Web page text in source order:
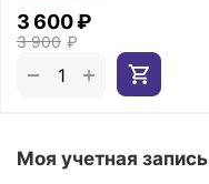
3 900 ₽
3 600₽
+
−
Моя учетная запись